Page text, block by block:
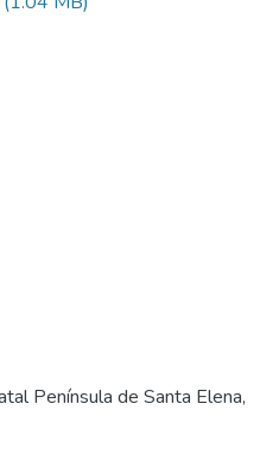
Península de Santa Elena,